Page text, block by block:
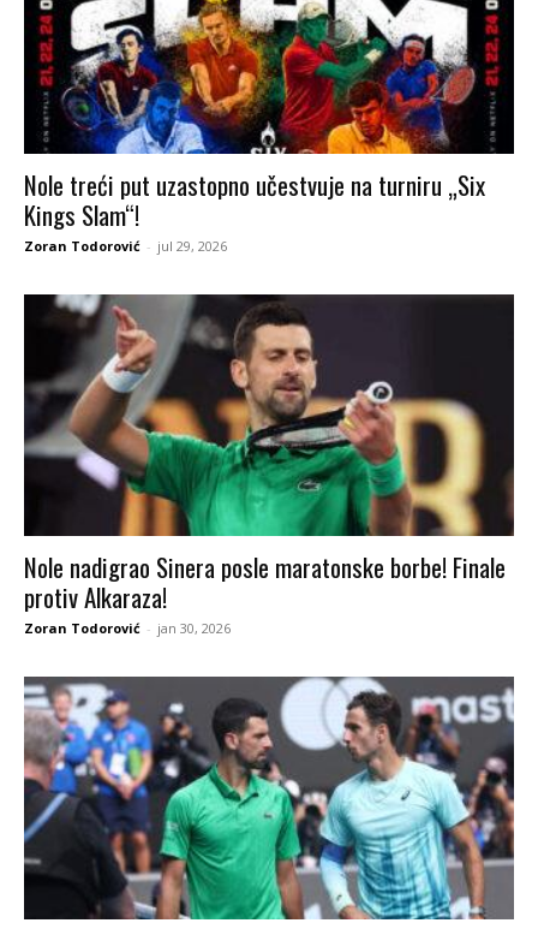
Nole treći put uzastopno učestvuje na turniru „Six
Kings Slam“!
Zoran Todorović - jul 29, 2026
Nole nadigrao Sinera posle maratonske borbe! Finale
protiv Alkaraza!
Zoran Todorović - jan 30, 2026